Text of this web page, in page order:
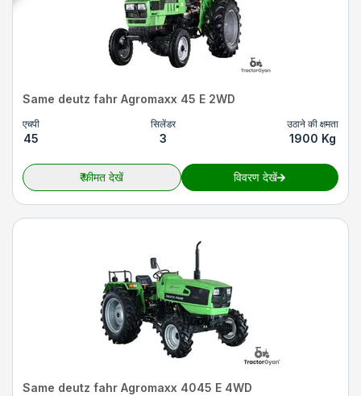
Same deutz fahr Agromaxx 45 E 2WD
एचपी
45
सिलेंडर
3
उठाने की क्षमता
1900 Kg
₹कीमत देखें विवरण देखें
Same deutz fahr Agromaxx 4045 E 4WD